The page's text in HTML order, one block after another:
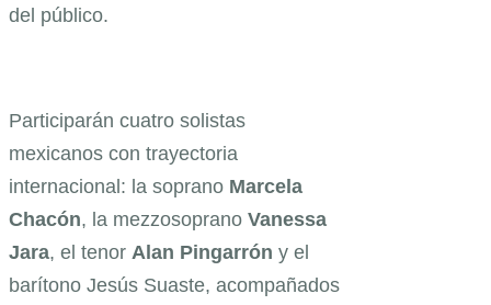
del público.
Participarán cuatro solistas
mexicanos con trayectoria
internacional: la soprano Marcela
Chacón, la mezzosoprano Vanessa
Jara, el tenor Alan Pingarrón y el
barítono Jesús Suaste, acompañados